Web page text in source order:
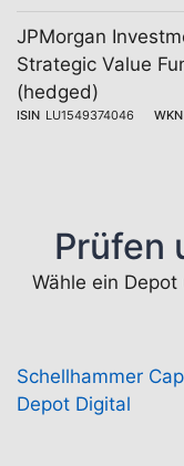
JPMorgan
Strategic Value
(hedged)
ISIN LU1549374046 WKN
Prüfen
Wähle ein
Schellhammer
Depot Digital